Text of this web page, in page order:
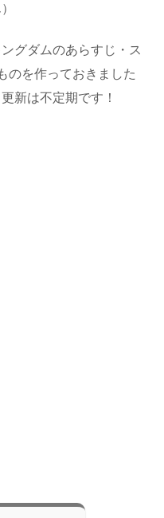
グダムのあらすじ・ス
のを作っておきました
新は不定期です！